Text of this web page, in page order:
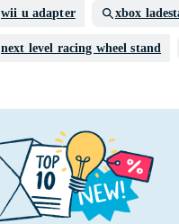
wii u adapter xbox
next level racing wheel stand